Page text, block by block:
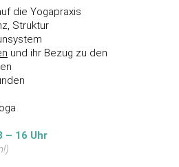
die Yogapraxis
Struktur
und ihr Bezug zu den
– 16 Uhr